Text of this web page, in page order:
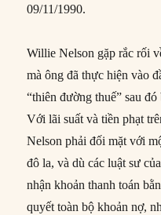
09/11/1990.
Willie Nelson gặp rắc rối
mà ông đã thực hiện vào
“thiên đường thuế” sau
Với lãi suất và tiền phạt
Nelson phải đối mặt với
đô la, và dù các luật sư
nhận khoản thanh toán
quyết toàn bộ khoản nợ,